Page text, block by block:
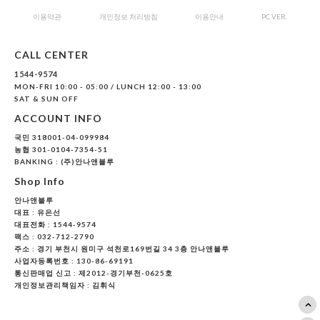
이용약관 개인정보 처리방침 이용안내 PC VER.
CALL CENTER
1544-9574
MON-FRI 10:00 - 05:00 / LUNCH 12:00 - 13:00
SAT & SUN OFF
ACCOUNT INFO
국민 318001-04-099984
농협 301-0104-7354-51
BANKING : (주)안나앤블루
Shop Info
안나앤블루
대표 : 유은선
대표전화 : 1544-9574
팩스 : 032-712-2790
주소 : 경기 부천시 원미구 석천로169번길 34 3층 안나앤블루
사업자등록번호 : 130-86-69191
통신판매업 신고 : 제2012-경기부천-0625호
개인정보관리책임자 : 김휘식